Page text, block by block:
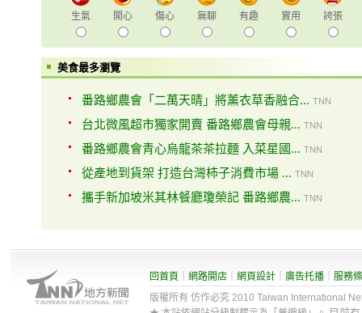
生氣 開心 傷心 無聊 有趣 實用 誇張
美食最多瀏覽
番路鄉農會「二萬天晴」將薰衣草香融合... TNN
台北微風超市獨家開賣 番路鄉農會母親... TNN
番路鄉農會青心烏龍茶茶拉麵 入菜星國... TNN
從產地到貨架 打造台灣柿子消費市場 ... TNN
攜手新加坡米其林餐廳瓊榮記 番路鄉農... TNN
回首頁 網路開店 網頁設計 廣告托播
服務
版權所有 仿作必究 2010 Taiwan International